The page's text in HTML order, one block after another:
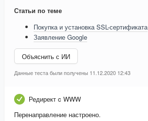
Статьи по теме
Покупка и установка SSL-сертификата
Заявление Google
Объяснить с ИИ
Данные теста были получены 11.12.2020 12:43
Редирект c WWW
Перенаправление настроено.